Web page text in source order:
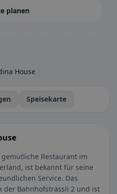
planen
House
Speisekarte
gemütliche Restaurant im
ist bekannt für seine
Service. Das
der Bahnhofsträssli 2 und ist